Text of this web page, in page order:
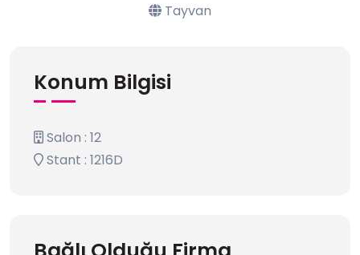
Tayvan
Konum Bilgisi
Salon : 12
Stant : 1216D